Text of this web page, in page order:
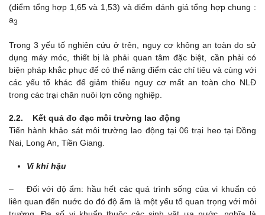
(điểm tổng hợp 1,65 và 1,53) và điểm đánh giá tổng hợp chung :
a3
Trong 3 yếu tố nghiên cứu ở trên, nguy cơ không an toàn do sử
dụng máy móc, thiết bị là phải quan tâm đặc biệt, cần phải có
biện pháp khắc phục để có thể nâng điểm các chỉ tiêu và cùng với
các yếu tố khác để giảm thiểu nguy cơ mất an toàn cho NLĐ
trong các trại chăn nuôi lợn công nghiệp.
2.2. Kết quả đo đạc môi trường lao động
Tiến hành khảo sát môi trường lao động tại 06 trại heo tại Đồng
Nai, Long An, Tiền Giang.
Vi khí hậu
– Đối với độ ẩm: hầu hết các quá trình sống của vi khuẩn có
liên quan đến nuớc do đó độ ẩm là một yếu tố quan trọng với môi